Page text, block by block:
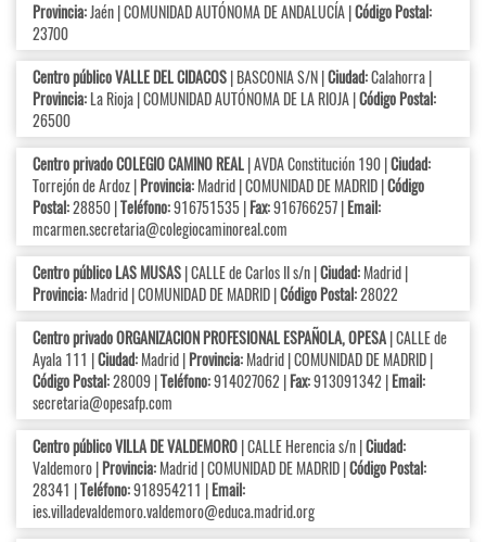
Provincia:Jaén | COMUNIDAD AUTÓNOMA DE ANDALUCÍA |Código Postal:
23700
Centro público VALLE DEL CIDACOS| BASCONIA S/N |Ciudad:Calahorra |
Provincia:La Rioja | COMUNIDAD AUTÓNOMA DE LA RIOJA |Código Postal:
26500
Centro privado COLEGIO CAMINO REAL| AVDA Constitución 190 |Ciudad:
Torrejón de Ardoz |Provincia:Madrid | COMUNIDAD DE MADRID |Código
Postal:28850 |Teléfono:916751535 |Fax:916766257 |Email:
mcarmen.secretaria@colegiocaminoreal.com
Centro público LAS MUSAS| CALLE de Carlos II s/n |Ciudad:Madrid |
Provincia:Madrid | COMUNIDAD DE MADRID |Código Postal:28022
Centro privado ORGANIZACION PROFESIONAL ESPAÑOLA, OPESA| CALLE de
Ayala 111 |Ciudad:Madrid |Provincia:Madrid | COMUNIDAD DE MADRID |
Código Postal:28009 |Teléfono:914027062 |Fax:913091342 |Email:
secretaria@opesafp.com
Centro público VILLA DE VALDEMORO| CALLE Herencia s/n |Ciudad:
Valdemoro |Provincia:Madrid | COMUNIDAD DE MADRID |Código Postal:
28341 |Teléfono:918954211 |Email:
ies.villadevaldemoro.valdemoro@educa.madrid.org